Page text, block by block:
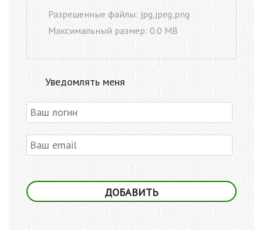
Разрешенные файлы: jpg,jpeg,png
Максимальный размер: 0.0 MB
Уведомлять меня